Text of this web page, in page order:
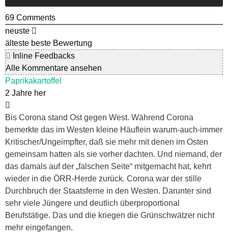
69 Comments
neuste
älteste beste Bewertung
Inline Feedbacks
Alle Kommentare ansehen
Paprikakartoffel
2 Jahre her
Bis Corona stand Ost gegen West. Während Corona
bemerkte das im Westen kleine Häuflein warum-auch-immer
Kritischer/Ungeimpfter, daß sie mehr mit denen im Osten
gemeinsam hatten als sie vorher dachten. Und niemand, der
das damals auf der „falschen Seite“ mitgemacht hat, kehrt
wieder in die ÖRR-Herde zurück. Corona war der stille
Durchbruch der Staatsferne in den Westen. Darunter sind
sehr viele Jüngere und deutlich überproportional
Berufstätige. Das und die kriegen die Grünschwätzer nicht
mehr eingefangen.